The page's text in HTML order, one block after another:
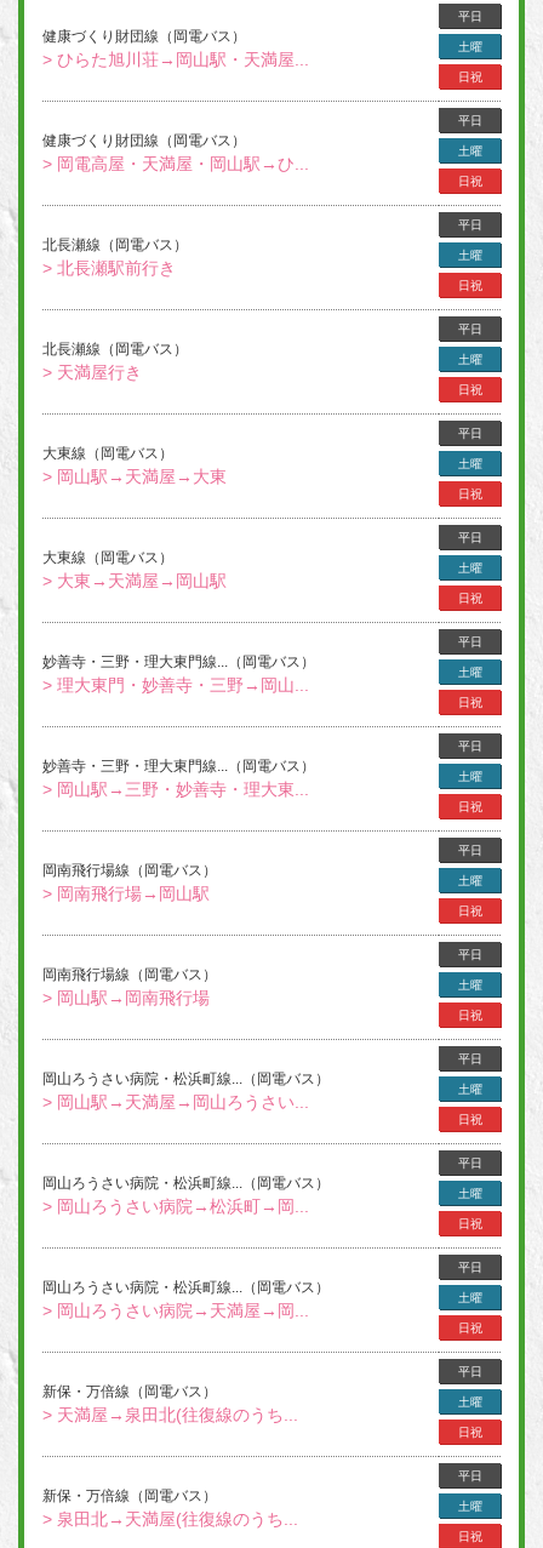
健康づくり財団線（岡電バス）
> ひらた旭川荘→岡山駅・天満屋...
平日
土曜
日祝
健康づくり財団線（岡電バス）
> 岡電高屋・天満屋・岡山駅→ひ...
平日
土曜
日祝
北長瀬線（岡電バス）
> 北長瀬駅前行き
平日
土曜
日祝
北長瀬線（岡電バス）
> 天満屋行き
平日
土曜
日祝
大東線（岡電バス）
> 岡山駅→天満屋→大東
平日
土曜
日祝
大東線（岡電バス）
> 大東→天満屋→岡山駅
平日
土曜
日祝
妙善寺・三野・理大東門線...（岡電バス）
> 理大東門・妙善寺・三野→岡山...
平日
土曜
日祝
妙善寺・三野・理大東門線...（岡電バス）
> 岡山駅→三野・妙善寺・理大東...
平日
土曜
日祝
岡南飛行場線（岡電バス）
> 岡南飛行場→岡山駅
平日
土曜
日祝
岡南飛行場線（岡電バス）
> 岡山駅→岡南飛行場
平日
土曜
日祝
岡山ろうさい病院・松浜町線...（岡電バス）
> 岡山駅→天満屋→岡山ろうさい...
平日
土曜
日祝
岡山ろうさい病院・松浜町線...（岡電バス）
> 岡山ろうさい病院→松浜町→岡...
平日
土曜
日祝
岡山ろうさい病院・松浜町線...（岡電バス）
> 岡山ろうさい病院→天満屋→岡...
平日
土曜
日祝
新保・万倍線（岡電バス）
> 天満屋→泉田北(往復線のうち...
平日
土曜
日祝
新保・万倍線（岡電バス）
> 泉田北→天満屋(往復線のうち...
平日
土曜
日祝